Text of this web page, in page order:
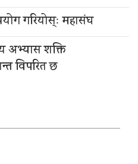
गरियोस्ः महासंघ
अभ्यास शक्ति
विपरित छ